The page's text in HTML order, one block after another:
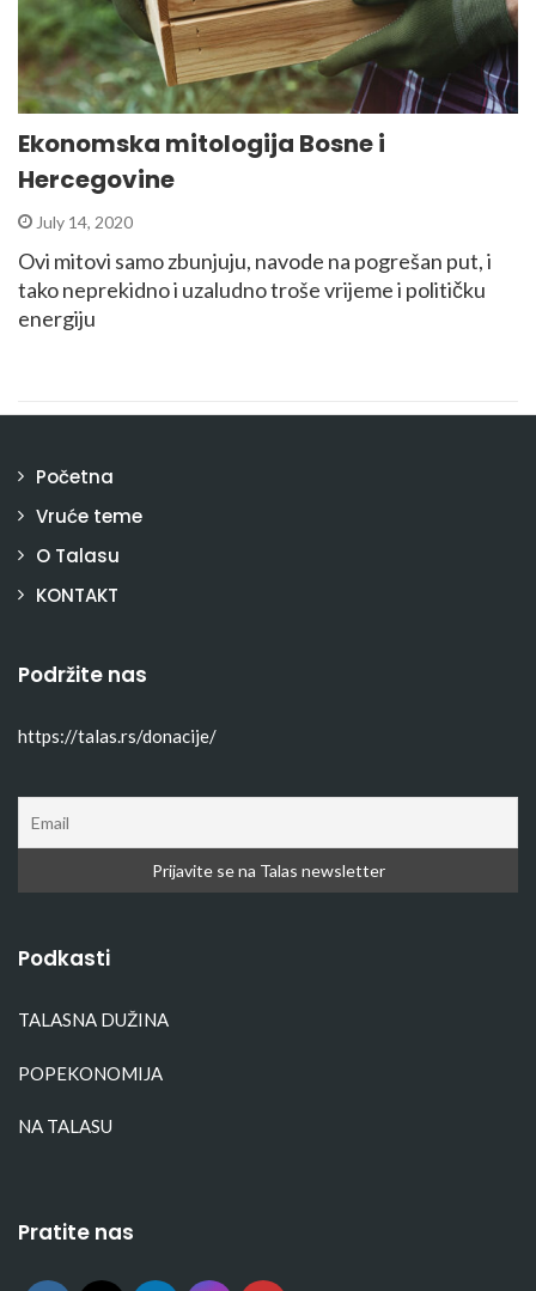
Ekonomska mitologija Bosne i
Hercegovine
July 14, 2020
Ovi mitovi samo zbunjuju, navode na pogrešan put, i
tako neprekidno i uzaludno troše vrijeme i političku
energiju
Početna
Vruće teme
O Talasu
KONTAKT
Podržite nas
https://talas.rs/donacije/
Podkasti
TALASNA DUŽINA
POPEKONOMIJA
NA TALASU
Pratite nas